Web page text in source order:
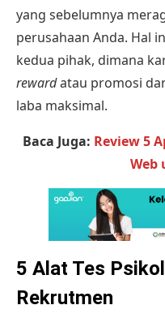
yang sebelumnya
perusahaan Anda. Hal
kedua pihak, dimana
rewardatau promosi
laba maksimal.
Baca Juga: Review 5
Web
5 Alat Tes
Rekrutmen